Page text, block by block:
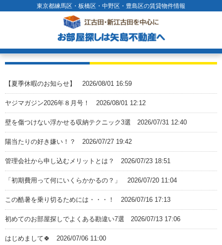
東京都練馬区・板橋区・中野区・豊島区の賃貸物件情報
【夏季休暇のお知らせ】 2026/08/01 16:59
ヤジマガジン2026年８月号！ 2026/08/01 12:12
壁を傷つけない浮かせる収納テクニック3選 2026/07/31 12:40
陽当たりの好き嫌い！？ 2026/07/27 19:42
管理会社から申し込むメリットとは？ 2026/07/23 18:51
「初期費用って何にいくらかかるの？」 2026/07/20 11:04
この酷暑を乗り切るためには・・・！ 2026/07/16 17:13
初めてのお部屋探しでよくある勘違い7選 2026/07/13 17:06
はじめまして🍀 2026/07/06 11:00